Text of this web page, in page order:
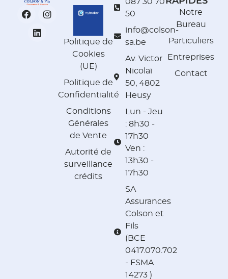
50
info@colson-
sa.be
Av. Victor
Nicolaï
50, 4802
Heusy
Lun - Jeu
: 8h30 -
17h30
Ven :
13h30 -
17h30
SA
Assurances
Colson et
Fils
(BCE
0417.070.702
- FSMA
14273 )
Notre
Bureau
Particuliers
Entreprises
Contact
Politique de
Cookies
(UE)
Politique de
Confidentialité
Conditions
Générales
de Vente
Autorité de
surveillance
crédits